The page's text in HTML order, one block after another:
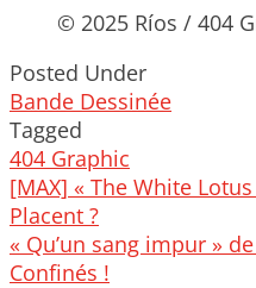
© 2025 Ríos / 404
Posted Under
Bande Dessinée
Tagged
404 Graphic
Post
navigation
[MAX] « The White
Placent ?
« Qu’un sang impur »
Confinés !